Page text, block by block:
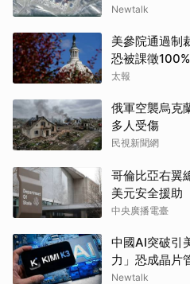
Newtalk
美參院通過
恐被課徵
太報
俄軍空襲烏克
多人受傷
民視新聞網
哥倫比亞右翼
美元安全援助
中央廣播電臺
中國AI突破引
力」恐成晶片
Newtalk